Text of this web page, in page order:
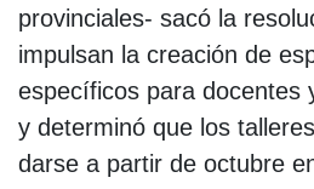
provinciales- sacó la
impulsan la creación de
específicos para docentes
y determinó que los
darse a partir de octubre